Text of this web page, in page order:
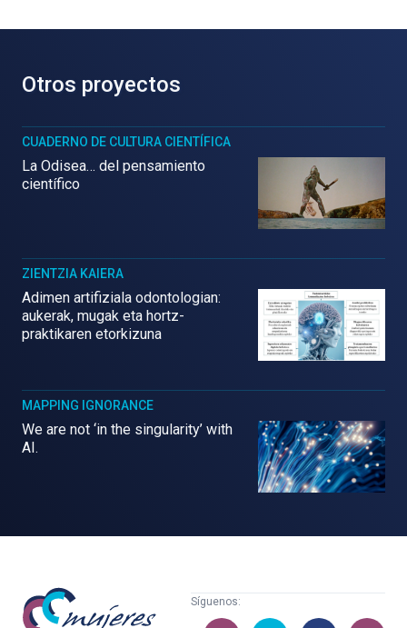
Otros proyectos
CUADERNO DE CULTURA CIENTÍFICA
La Odisea… del pensamiento
científico
ZIENTZIA KAIERA
Adimen artifiziala odontologian:
aukerak, mugak eta hortz-
praktikaren etorkizuna
MAPPING IGNORANCE
We are not ‘in the singularity’ with
AI.
Mujeres
con
Síguenos: